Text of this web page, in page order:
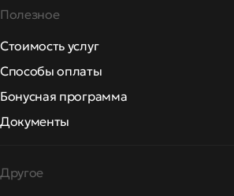
Полезное
Стоимость услуг
Способы оплаты
Бонусная программа
Документы
Другое